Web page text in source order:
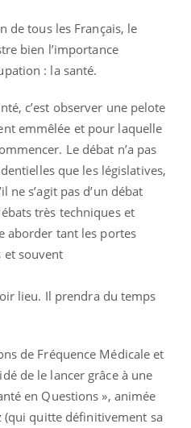
de tous les Français, le
bien l’importance
: la santé.
c’est observer une pelote
emmêlée et pour laquelle
Le débat n’a pas
que les législatives,
ne s’agit pas d’un débat
très techniques et
aborder tant les portes
et souvent
lieu. Il prendra du temps
de Fréquence Médicale et
de le lancer grâce à une
en Questions », animée
(qui quitte définitivement sa